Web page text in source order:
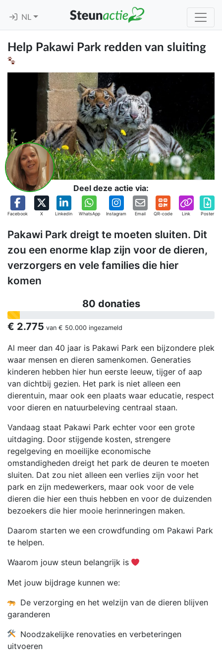
NL
Help Pakawi Park redden van sluiting
Deel deze actie via:
Facebook X Linkedin WhatsApp Instagram Email QR-code Link Poster
Pakawi Park dreigt te moeten sluiten. Dit
zou een enorme klap zijn voor de dieren,
verzorgers en vele families die hier
komen
80 donaties
€ 2.775 van € 50.000 ingezameld
Al meer dan 40 jaar is Pakawi Park een bijzondere plek
waar mensen en dieren samenkomen. Generaties
kinderen hebben hier hun eerste leeuw, tijger of aap
van dichtbij gezien. Het park is niet alleen een
dierentuin, maar ook een plaats waar educatie, respect
voor dieren en natuurbeleving centraal staan.
Vandaag staat Pakawi Park echter voor een grote
uitdaging. Door stijgende kosten, strengere
regelgeving en moeilijke economische
omstandigheden dreigt het park de deuren te moeten
sluiten. Dat zou niet alleen een verlies zijn voor het
park en zijn medewerkers, maar ook voor de vele
dieren die hier een thuis hebben en voor de duizenden
bezoekers die hier mooie herinneringen maken.
Daarom starten we een crowdfunding om Pakawi Park
te helpen.
Waarom jouw steun belangrijk is
Met jouw bijdrage kunnen we:
De verzorging en het welzijn van de dieren blijven
garanderen
Noodzakelijke renovaties en verbeteringen
uitvoeren